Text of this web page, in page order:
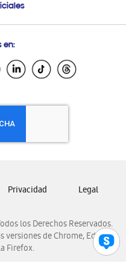
Compra
eMail
en:
los Derechos Reservados.
versiones de Chrome, Edge,
Firefox.
Privacidad Legal